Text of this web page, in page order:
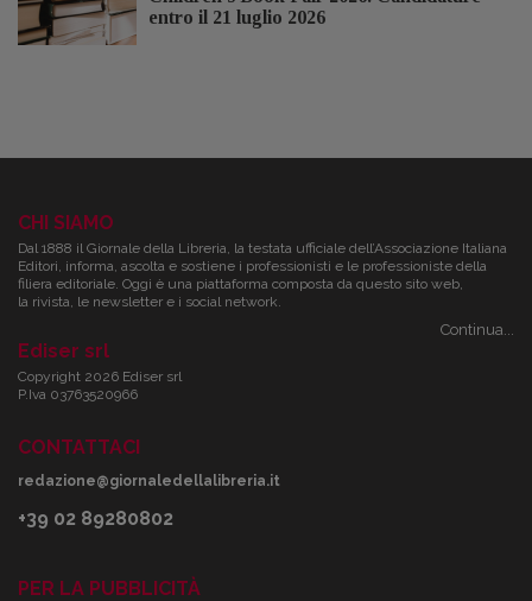
entro il 21 luglio 2026
CHI SIAMO
Dal 1888 il Giornale della Libreria, la testata ufficiale dell’Associazione Italiana
Editori, informa, ascolta e sostiene i professionisti e le professioniste della
filiera editoriale. Oggi è una piattaforma composta da questo sito web,
la rivista, le newsletter e i social network.
Continua...
Ediser srl
Copyright 2026 Ediser srl
P.Iva 03763520966
CONTATTACI
redazione@giornaledellalibreria.it
+39 02 89280802
PER LA PUBBLICITÀ